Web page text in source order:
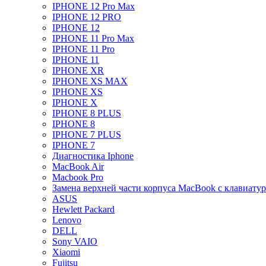
IPHONE 12 Pro Max
IPHONE 12 PRO
IPHONE 12
IPHONE 11 Pro Max
IPHONE 11 Pro
IPHONE 11
IPHONE XR
IPHONE XS MAX
IPHONE XS
IPHONE X
IPHONE 8 PLUS
IPHONE 8
IPHONE 7 PLUS
IPHONE 7
Диагностика Iphone
MacBook Air
Macbook Pro
Замена верхней части корпуса MacBook с
ASUS
Hewlett Packard
Lenovo
DELL
Sony VAIO
Xiaomi
Fujitsu